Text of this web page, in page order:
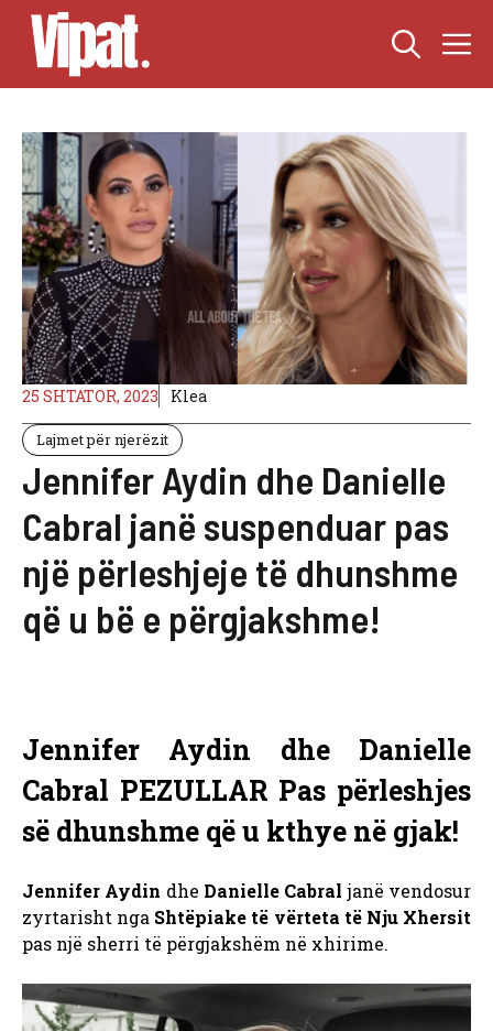
Skip
content
25 SHTATOR, 2023 Klea
Lajmet për njerëzit
Jennifer Aydin dhe Danielle
Cabral janë suspenduar pas
një përleshjeje të dhunshme
që u bë e përgjakshme!
Jennifer Aydin dheDanielle
Cabral PEZULLAR Pas përleshjes
së dhunshme që u kthye në gjak!
Jennifer Aydin dhe Danielle Cabraljanë vendosur
zyrtarisht nga Shtëpiake të vërteta të Nju Xhersit
pas një sherri të përgjakshëm në xhirime.